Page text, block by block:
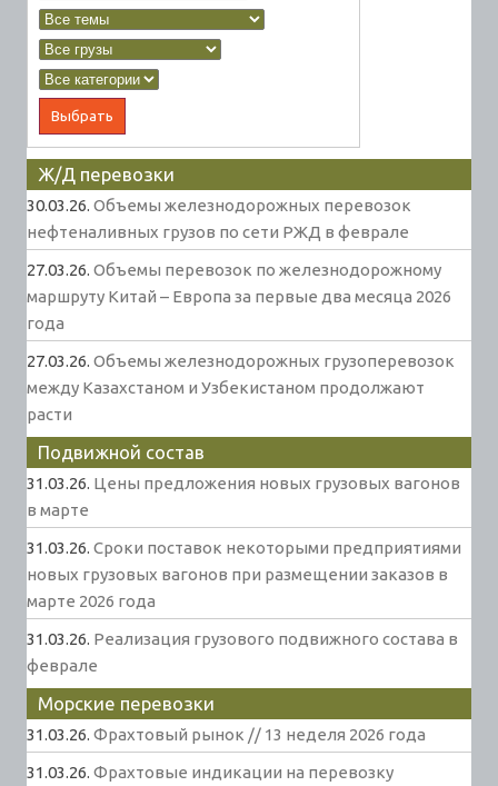
Ж/Д перевозки
30.03.26. Объемы железнодорожных перевозок
нефтеналивных грузов по сети РЖД в феврале
27.03.26. Объемы перевозок по железнодорожному
маршруту Китай – Европа за первые два месяца 2026
года
27.03.26. Объемы железнодорожных грузоперевозок
между Казахстаном и Узбекистаном продолжают
расти
Подвижной состав
31.03.26. Цены предложения новых грузовых вагонов
в марте
31.03.26. Сроки поставок некоторыми предприятиями
новых грузовых вагонов при размещении заказов в
марте 2026 года
31.03.26. Реализация грузового подвижного состава в
феврале
Морские перевозки
31.03.26. Фрахтовый рынок // 13 неделя 2026 года
31.03.26. Фрахтовые индикации на перевозку